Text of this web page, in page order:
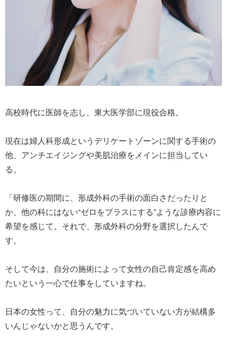
高校時代に医師を志し、東大医学部に現役合格。
現在は婦人科形成というデリケートゾーンに関する手術の
他、アンチエイジングや美肌治療をメインに担当してい
る。
「研修医の期間に、形成外科の手術の面白さだったりと
か、他の科にはない“ゼロをプラスにする”ような診療内容に
希望を感じて。それで、形成外科の分野を選択したんで
す。
そして今は、自分の施術によって女性の自己肯定感を高め
たいという一心で仕事をしていますね。
日本の女性って、自分の魅力に気づいていない方が結構多
いんじゃないかと思うんです。